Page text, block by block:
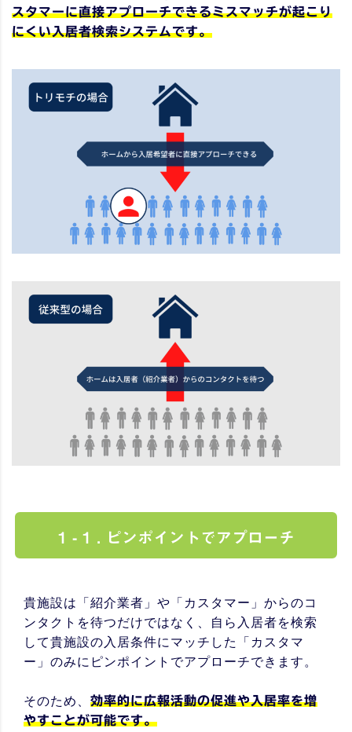
スタマーに直接アプローチできるミスマッチが起こり
にくい入居者検索システムです。
1 - 1 . ピンポイントでアプローチ
貴施設は「紹介業者」や「カスタマー」からのコ
ンタクトを待つだけではなく、自ら入居者を検索
して貴施設の入居条件にマッチした「カスタマ
ー」のみにピンポイントでアプローチできます。
そのため、
効率的に広報活動の促進や入居率を増
やすことが可能です。